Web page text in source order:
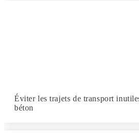
Éviter les trajets de transport
béton